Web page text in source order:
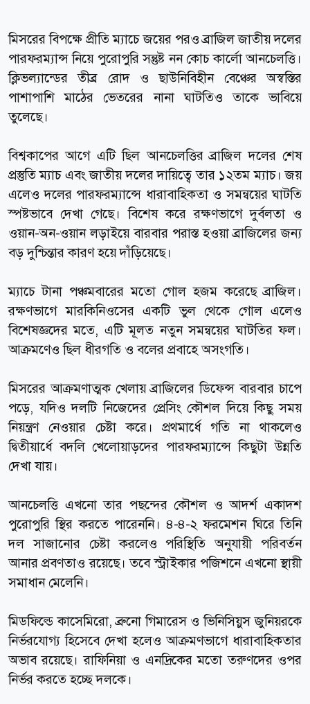
মিসরের বিপক্ষে প্রীতি ম্যাচে জয়ের পরও ব্রাজিল জাতীয় দলের
পারফরম্যান্স নিয়ে পুরোপুরি সন্তুষ্ট নন কোচ কার্লো আনচেলত্তি।
ক্লিভল্যান্ডের তীব্র রোদ ও ছাউনিবিহীন বেঞ্চের অস্বস্তির
পাশাপাশি মাঠের ভেতরের নানা ঘাটতিও তাকে ভাবিয়ে
তুলেছে।
বিশ্বকাপের আগে এটি ছিল আনচেলত্তির ব্রাজিল দলের শেষ
প্রস্তুতি ম্যাচ এবং জাতীয় দলের দায়িত্বে তার ১২তম ম্যাচ। জয়
এলেও দলের পারফরম্যান্সে ধারাবাহিকতা ও সমন্বয়ের ঘাটতি
স্পষ্টভাবে দেখা গেছে। বিশেষ করে রক্ষণভাগে দুর্বলতা ও
ওয়ান-অন-ওয়ান লড়াইয়ে বারবার পরাস্ত হওয়া ব্রাজিলের জন্য
বড় দুশ্চিন্তার কারণ হয়ে দাঁড়িয়েছে।
ম্যাচে টানা পঞ্চমবারের মতো গোল হজম করেছে ব্রাজিল।
রক্ষণভাগে মারকিনিওসের একটি ভুল থেকে গোল এলেও
বিশেষজ্ঞদের মতে, এটি মূলত নতুন সমন্বয়ের ঘাটতির ফল।
আক্রমণেও ছিল ধীরগতি ও বলের প্রবাহে অসংগতি।
মিসরের আক্রমণাত্মক খেলায় ব্রাজিলের ডিফেন্স বারবার চাপে
পড়ে, যদিও দলটি নিজেদের প্রেসিং কৌশল দিয়ে কিছু সময়
নিয়ন্ত্রণ নেওয়ার চেষ্টা করে। প্রথমার্ধে গতি না থাকলেও
দ্বিতীয়ার্ধে বদলি খেলোয়াড়দের পারফরম্যান্সে কিছুটা উন্নতি
দেখা যায়।
আনচেলত্তি এখনো তার পছন্দের কৌশল ও আদর্শ একাদশ
পুরোপুরি স্থির করতে পারেননি। ৪-৪-২ ফরমেশন ঘিরে তিনি
দল সাজানোর চেষ্টা করলেও পরিস্থিতি অনুযায়ী পরিবর্তন
আনার প্রবণতাও রয়েছে। তবে স্ট্রাইকার পজিশনে এখনো স্থায়ী
সমাধান মেলেনি।
মিডফিল্ডে কাসেমিরো, ব্রুনো গিমারেস ও ভিনিসিয়ুস জুনিয়রকে
নির্ভরযোগ্য হিসেবে দেখা হলেও আক্রমণভাগে ধারাবাহিকতার
অভাব রয়েছে। রাফিনিয়া ও এনদ্রিকের মতো তরুণদের ওপর
নির্ভর করতে হচ্ছে দলকে।